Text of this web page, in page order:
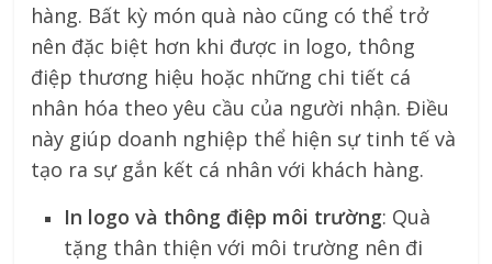
hàng. Bất kỳ món quà nào cũng có thể trở
nên đặc biệt hơn khi được in logo, thông
điệp thương hiệu hoặc những chi tiết cá
nhân hóa theo yêu cầu của người nhận. Điều
này giúp doanh nghiệp thể hiện sự tinh tế và
tạo ra sự gắn kết cá nhân với khách hàng.
In logo và thông điệp môi trường: Quà
tặng thân thiện với môi trường nên đi